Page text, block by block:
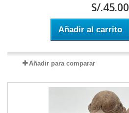
S/.45.00
Añadir al carrito
Añadir para comparar